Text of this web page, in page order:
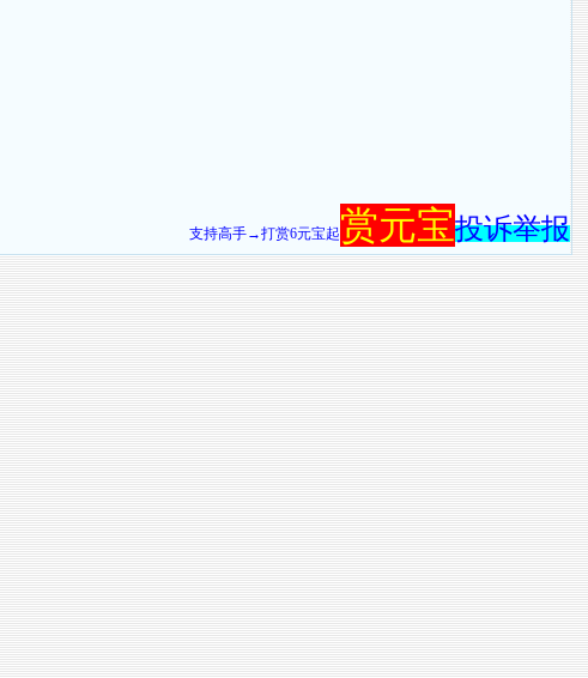
支持高手→打赏6元宝起赏元宝投诉举报